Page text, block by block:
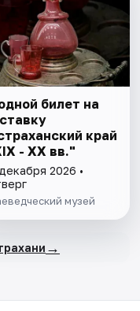
билет на
край
- XX вв."
2026 •
музей
→